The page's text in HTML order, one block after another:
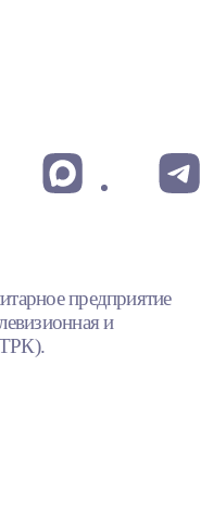
предприятие
и